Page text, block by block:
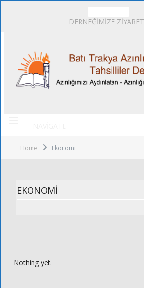
DERNEĞİMİZE ZİYARET
Home Ekonomi
EKONOMI
Nothing yet.